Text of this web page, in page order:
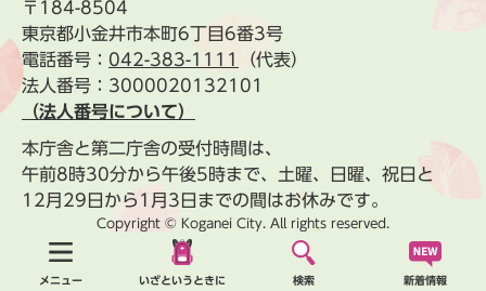
メニュー いざというときに 検索 新着情報
〒184-8504
東京都小金井市本町6丁目6番3号
電話番号： 042-383-1111
（代表）
法人番号：3000020132101
（法人番号について）
本庁舎と第二庁舎の受付時間は、
午前8時30分から午後5時まで、土曜、日曜、祝日と
12月29日から1月3日までの間はお休みです。
Copyright © Koganei City. All rights reserved.